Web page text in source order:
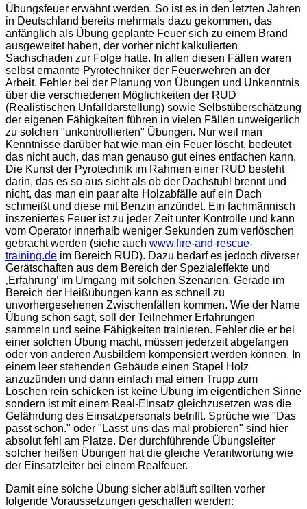
Übungsfeuer erwähnt werden. So ist es in den letzten Jahren
in Deutschland bereits mehrmals dazu gekommen, das
anfänglich als Übung geplante Feuer sich zu einem Brand
ausgeweitet haben, der vorher nicht kalkulierten
Sachschaden zur Folge hatte. In allen diesen Fällen waren
selbst ernannte Pyrotechniker der Feuerwehren an der
Arbeit. Fehler bei der Planung von Übungen und Unkenntnis
über die verschiedenen Möglichkeiten der RUD
(Realistischen Unfalldarstellung) sowie Selbstüberschätzung
der eigenen Fähigkeiten führen in vielen Fällen unweigerlich
zu solchen "unkontrollierten" Übungen. Nur weil man
Kenntnisse darüber hat wie man ein Feuer löscht, bedeutet
das nicht auch, das man genauso gut eines entfachen kann.
Die Kunst der Pyrotechnik im Rahmen einer RUD besteht
darin, das es so aus sieht als ob der Dachstuhl brennt und
nicht, das man ein paar alte Holzabfälle auf ein Dach
schmeißt und diese mit Benzin anzündet. Ein fachmännisch
inszeniertes Feuer ist zu jeder Zeit unter Kontrolle und kann
vom Operator innerhalb weniger Sekunden zum verlöschen
gebracht werden (siehe auch www.fire-and-rescue-
training.de im Bereich RUD). Dazu bedarf es jedoch diverser
Gerätschaften aus dem Bereich der Spezialeffekte und
‚Erfahrung’ im Umgang mit solchen Szenarien. Gerade im
Bereich der Heißübungen kann es schnell zu
unvorhergesehenen Zwischenfällen kommen. Wie der Name
Übung schon sagt, soll der Teilnehmer Erfahrungen
sammeln und seine Fähigkeiten trainieren. Fehler die er bei
einer solchen Übung macht, müssen jederzeit abgefangen
oder von anderen Ausbildern kompensiert werden können. In
einem leer stehenden Gebäude einen Stapel Holz
anzuzünden und dann einfach mal einen Trupp zum
Löschen rein schicken ist keine Übung im eigentlichen Sinne
sondern ist mit einem Real-Einsatz gleichzusetzen was die
Gefährdung des Einsatzpersonals betrifft. Sprüche wie "Das
passt schon." oder "Lasst uns das mal probieren" sind hier
absolut fehl am Platze. Der durchführende Übungsleiter
solcher heißen Übungen hat die gleiche Verantwortung wie
der Einsatzleiter bei einem Realfeuer.
Damit eine solche Übung sicher abläuft sollten vorher
folgende Voraussetzungen geschaffen werden: